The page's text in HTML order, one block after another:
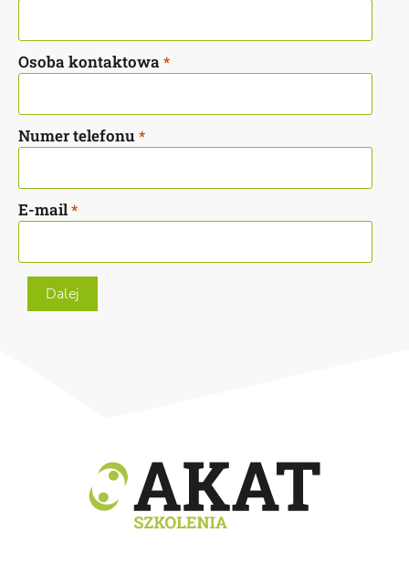
Osoba kontaktowa*
Numer telefonu*
E-mail*
Dalej